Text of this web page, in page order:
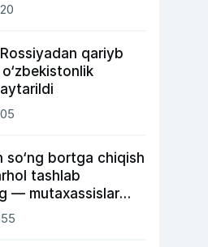
qariyb
so‘ng bortga chiqish
tashlab
— mutaxassislar
tushuntirdi